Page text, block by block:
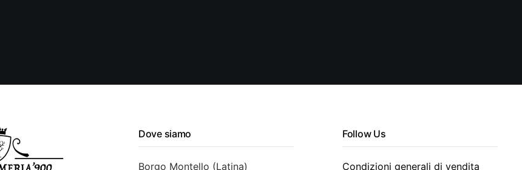
Dove siamo
Borgo Montello (Latina)
Follow Us
Condizioni generali di vendita